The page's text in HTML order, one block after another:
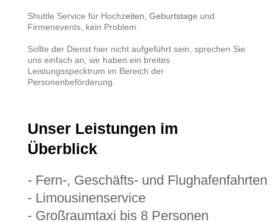
Shuttle Service für Hochzeiten, Geburtstage und
Firmenevents, kein Problem.
Sollte der Dienst hier nicht aufgeführt sein, sprechen Sie
uns einfach an, wir haben ein breites
Leistungsspecktrum im Bereich der
Personenbeförderung.
Unser Leistungen im
Überblick
- Fern-, Geschäfts- und Flughafenfahrten
- Limousinenservice
- Großraumtaxi bis 8 Personen